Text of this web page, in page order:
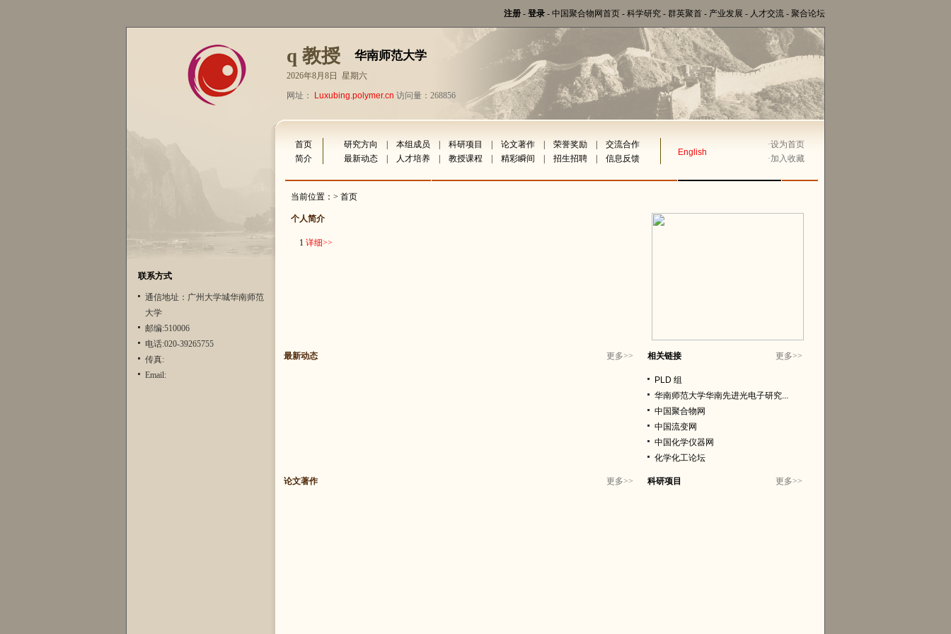
注册 - 登录 - 中国聚合物网首页 - 科学研究 - 群英聚首 - 产业发展 - 人才交流 - 聚合论坛
q 教授 华南师范大学
2026年8月8日 星期六
网址：
Luxubing.polymer.cn 访问量：268856
联系方式
通信地址：广州大学城华南师范
大学
邮编:510006
电话:020-39265755
传真:
Email:
首页 研究方向 本组成员 科研项目 论文著作 荣誉奖励 交流合作
English
·设为首页
简介
最新动态 人才培养 教授课程 精彩瞬间 招生招聘 信息反馈 ·加入收藏
当前位置：> 首页
个人简介
1 详细>>
更多>>
最新动态 更多>>
相关链接
PLD 组
华南师范大学华南先进光电子研究...
中国聚合物网
中国流变网
中国化学仪器网
化学化工论坛
更多>>
论文著作 更多>>
科研项目